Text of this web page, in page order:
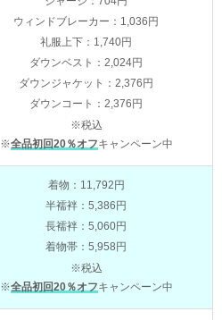
ウィンドブレーカー：1,036円
礼服上下：1,740円
ダウンベスト：2,024円
ダウンジャケット：2,376円
ダウンコート：2,376円
※税込
※全品初回20％オフキャンペーン中
着物：11,792円
半襦袢：5,386円
長襦袢：5,060円
着物帯：5,958円
※税込
※全品初回20％オフキャンペーン中